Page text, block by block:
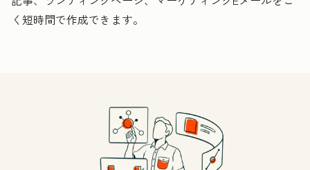
く短時間で作成できます。